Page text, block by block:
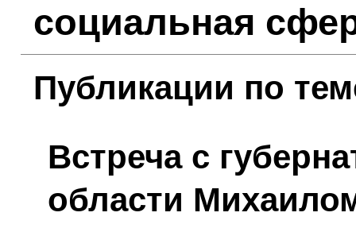
социальная
Публикации по
Встреча с
области